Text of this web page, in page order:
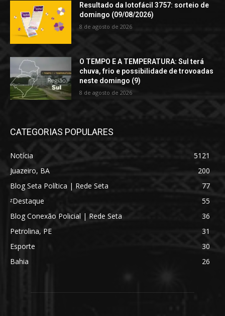
Resultado da lotofácil 3757: sorteio de
domingo (09/08/2026)
8 de agosto de 2026
O TEMPO E A TEMPERATURA: Sul terá
chuva, frio e possibilidade de trovoadas
neste domingo (9)
8 de agosto de 2026
CATEGORIAS POPULARES
Notícia
5121
Juazeiro, BA
200
Blog Seta Política | Rede Seta
77
ᶻDestaque
55
Blog Conexão Policial | Rede Seta
36
Petrolina, PE
31
Esporte
30
Bahia
26